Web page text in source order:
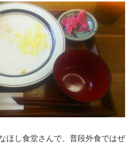
ほし食堂さんで、普段外食ではぜ